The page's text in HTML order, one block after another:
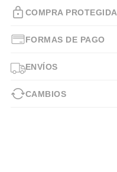
COMPRA PROTEGIDA
FORMAS DE PAGO
ENVÍOS
CAMBIOS